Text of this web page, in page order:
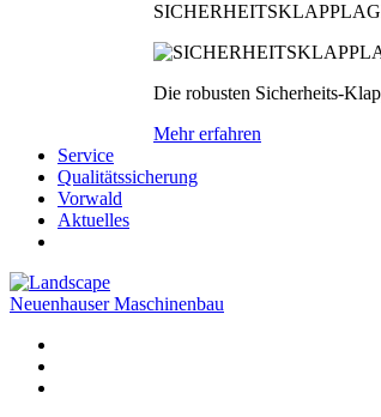
Die robusten Sicherheits-
Mehr erfahren
Service
Qualitätssicherung
Vorwald
Aktuelles
Neuenhauser Maschinenbau